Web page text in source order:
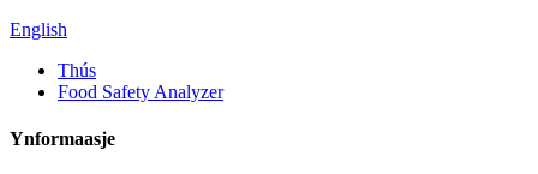
English
Thús
Food Safety Analyzer
Ynformaasje